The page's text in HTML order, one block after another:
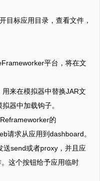
目标应用目录，查看文件，
平台，将在文
来在模拟器中替换JAR文
器中加载钩子。
的
请求从应用到dashboard。
send或者proxy，并且应
这个按钮给予应用临时